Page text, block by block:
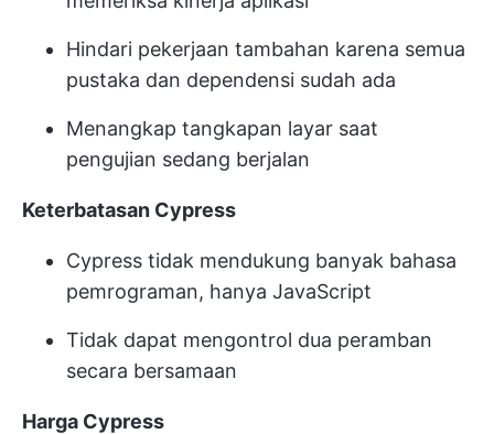
Hindari pekerjaan tambahan karena semua
pustaka dan dependensi sudah ada
Menangkap tangkapan layar saat
pengujian sedang berjalan
Keterbatasan Cypress
Cypress tidak mendukung banyak bahasa
pemrograman, hanya JavaScript
Tidak dapat mengontrol dua peramban
secara bersamaan
Harga Cypress